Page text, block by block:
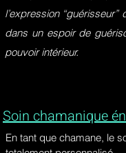
l’expression
dans un espoir de
pouvoir intérieur.
Soin chamanique
En tant que chamane, le